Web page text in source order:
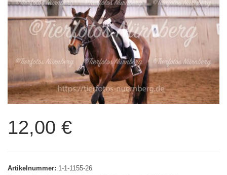
12,00 €
Artikelnummer: 1-1-1155-26